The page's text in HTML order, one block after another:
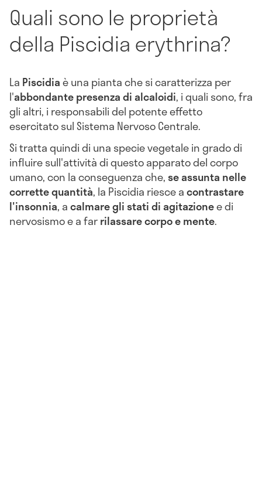
Quali sono le proprietà
della Piscidia erythrina?
La Piscidiaè una pianta che si caratterizza per
l'abbondante presenza di alcaloidi, i quali sono, fra
gli altri, i responsabili del potente effetto
esercitato sul Sistema Nervoso Centrale.
Si tratta quindi di una specie vegetale in grado di
influire sull'attività di questo apparato del corpo
umano, con la conseguenza che,se assunta nelle
corrette quantità, la Piscidia riesce acontrastare
l'insonnia, acalmare gli stati di agitazionee di
nervosismo e a farrilassare corpo e mente.